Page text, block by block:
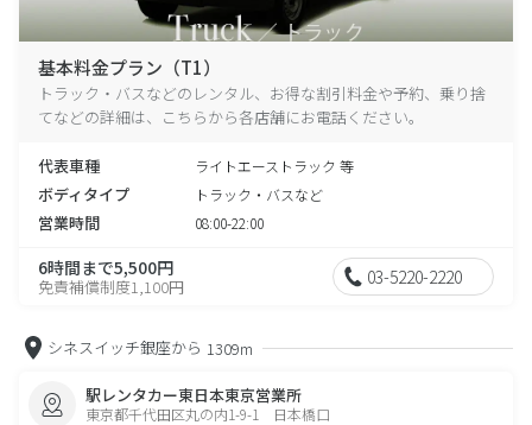
基本料金プラン（T1）
トラック・バスなどのレンタル、お得な割引料金や予約、乗り捨
てなどの詳細は、こちらから各店舗にお電話ください。
代表車種 ライトエーストラック 等
ボディタイプ トラック・バスなど
営業時間 08:00-22:00
6時間まで5,500円
免責補償制度1,100円 03-5220-2220
シネスイッチ銀座から 1309m
駅レンタカー東日本東京営業所
東京都千代田区丸の内1-9-1 日本橋口